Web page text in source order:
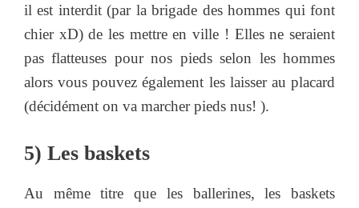
il est interdit (par la brigade des hommes qui font
chier xD) de les mettre en ville ! Elles ne seraient
pas flatteuses pour nos pieds selon les hommes
alors vous pouvez également les laisser au placard
(décidément on va marcher pieds nus! ).
5) Les baskets
Au même titre que les ballerines, les baskets